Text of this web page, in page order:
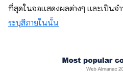
ที่สุดในจอแสดงผลต่างๆ และเป็นจำ
ระบุสีภายในนั้น